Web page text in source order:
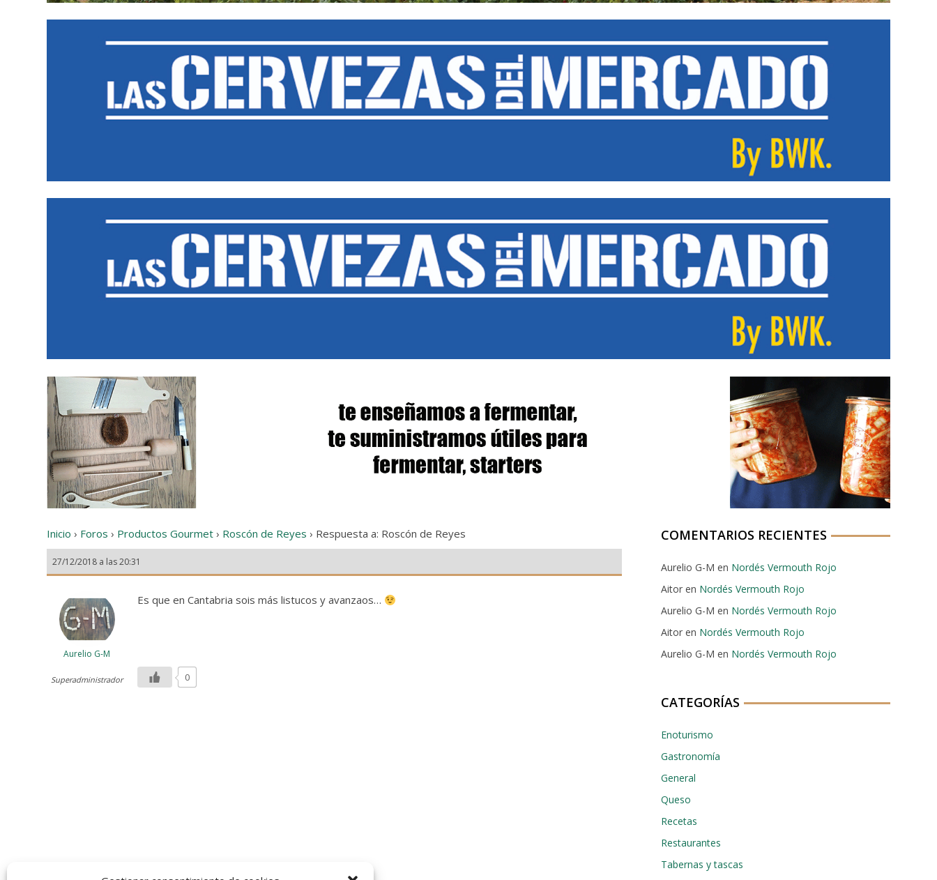
Inicio › Foros › Productos Gourmet › Roscón de Reyes › Respuesta a: Roscón de Reyes
27/12/2018 a las 20:31
Aurelio G-M
Superadministrador
Es que en Cantabria sois más listucos y avanzaos…
0
COMENTARIOS RECIENTES
Aurelio G-M en Nordés Vermouth Rojo
Aitoren Nordés Vermouth Rojo
Aurelio G-M en Nordés Vermouth Rojo
Aitoren Nordés Vermouth Rojo
Aurelio G-M en Nordés Vermouth Rojo
CATEGORÍAS
Enoturismo
Gastronomía
General
Queso
Recetas
Restaurantes
Tabernas y tascas